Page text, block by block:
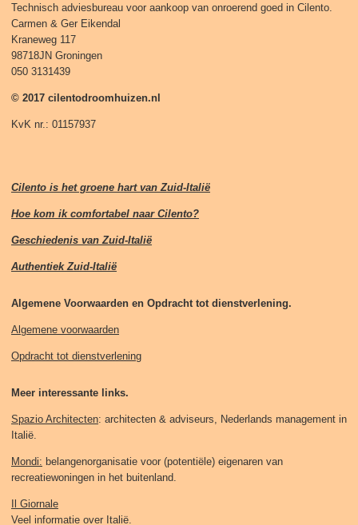
Technisch adviesbureau voor aankoop van onroerend goed in Cilento.
Carmen & Ger Eikendal
Kraneweg 117
98718JN Groningen
050 3131439
© 2017 cilentodroomhuizen.nl
KvK nr.: 01157937
Cilento is het groene hart van Zuid-Italië
Hoe kom ik comfortabel naar Cilento?
Geschiedenis van Zuid-Italië
Authentiek Zuid-Italië
Algemene Voorwaarden en Opdracht tot dienstverlening.
Algemene voorwaarden
Opdracht tot dienstverlening
Meer interessante links.
Spazio Architecten: architecten & adviseurs, Nederlands management in
Italië.
Mondi: belangenorganisatie voor (potentiële) eigenaren van
recreatiewoningen in het buitenland.
Il Giornale
Veel informatie over Italië.